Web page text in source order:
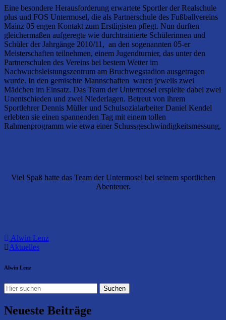
Eine besondere Herausforderung erwartete Sportler der Realschule
plus und FOS Untermosel, die als Partnerschule des Fußballvereins
Mainz 05 engen Kontakt zum Erstligisten pflegt. Nun durften
gleichermaßen aufgeregte wie durchtrainierte Schülerinnen und
Schüler der Jahrgänge 2010/11, an den sogenannten 05-er
Meisterschaften teilnehmen, einem Jugendturnier, das unter den
Partnerschulen des Vereins bei bestem Wetter im
Nachwuchsleistungszentrum am Bruchwegstadion ausgetragen
wurde. In den gemischte Mannschaften waren jeweils zwei
Mädchen im Einsatz. Das Team der Untermosel erspielte dabei zwei
Unentschieden und zwei Niederlagen. Betreut von ihrem
Sportlehrer Dennis Müller und Schulsozialarbeiter Daniel Kendel
erlebten sie einen spannenden Tag mit einem tollen
Rahmenprogramm wie etwa einer Schussgeschwindigkeitsmessung,
Viel Spaß hatte das Team der Untermosel bei seinem sportlichen
Abenteuer.
Alwin Lenz
Aktuelles
Alwin Lenz
Neueste Beiträge